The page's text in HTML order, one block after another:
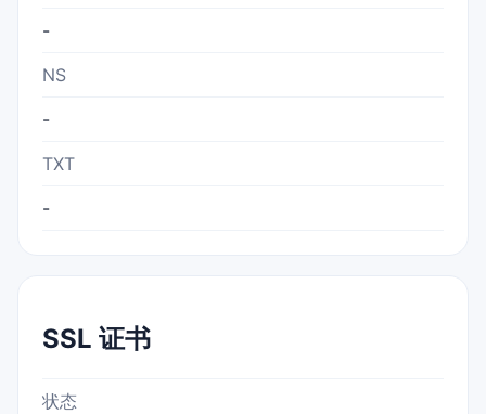
-
NS
-
TXT
-
SSL 证书
状态